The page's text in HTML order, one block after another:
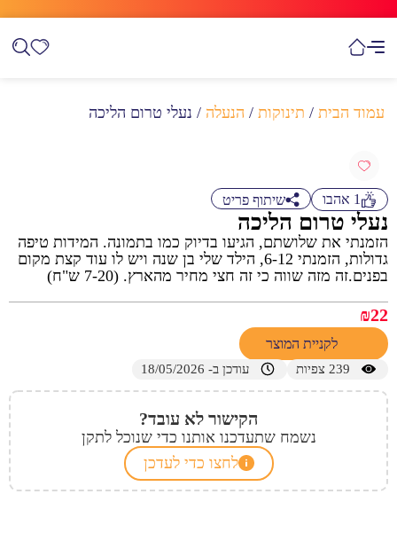
עמוד הבית / תינוקות / הנעלה / נעלי טרום הליכה
1 אהבו שיתוף פריט
נעלי טרום הליכה
הזמנתי את שלושתם, הגיעו בדיוק כמו בתמונה. המידות טיפה
גדולות, הזמנתי 6-12, הילד שלי בן שנה ויש לו עוד קצת מקום
בפנים.זה מזה שווה כי זה חצי מחיר מהארץ. (7-20 ש"ח)
₪22
לקניית המוצר
239 צפיות עודכן ב- 18/05/2026
הקישור לא עובד?
נשמח שתעדכנו אותנו כדי שנוכל לתקן
לחצו כדי לעדכן